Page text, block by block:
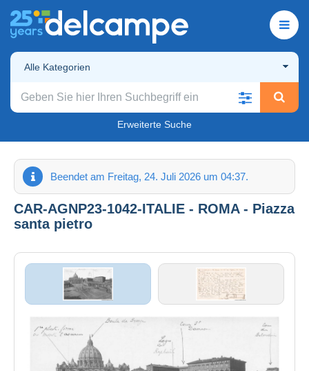
Alle Kategorien
Erweiterte Suche
Beendet am Freitag, 24. Juli 2026 um 04:37.
CAR-AGNP23-1042-ITALIE - ROMA - Piazza
santa pietro